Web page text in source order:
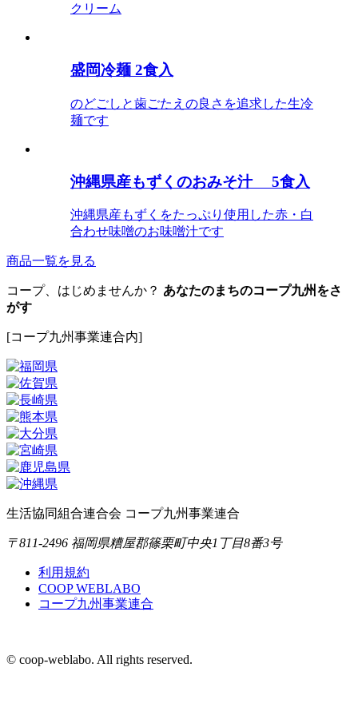
クリーム
盛岡冷麺 2食入
のどごしと歯ごたえの良さを追求した生冷
麺です
沖縄県産もずくのおみそ汁 5食入
沖縄県産もずくをたっぷり使用した赤・白
合わせ味噌のお味噌汁です
商品一覧を見る
コープ、はじめませんか？ あなたのまちのコープ九州をさ
がす
[コープ九州事業連合内]
生活協同組合連合会 コープ九州事業連合
〒811-2496 福岡県糟屋郡篠栗町中央1丁目8番3号
利用規約
COOP WEBLABO
コープ九州事業連合
© coop-weblabo. All rights reserved.